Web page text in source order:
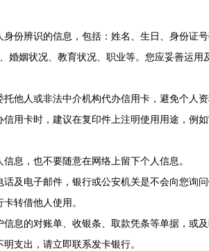
份辨识的信息，包括：姓名、生日、身份证
婚姻状况、教育状况、职业等。您应妥善运
他人或非法中介机构代办信用卡，避免个人资
用卡时，建议在复印件上注明使用用途，例
息，也不要随意在网络上留下个人信息。
及电子邮件，银行或公安机关是不会向您询
转借他人使用。
息的对账单、收银条、取款凭条等单据，或
支出，请立即联系发卡银行。